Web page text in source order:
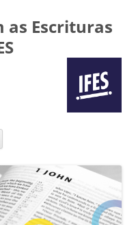
as Escrituras
conteúdo